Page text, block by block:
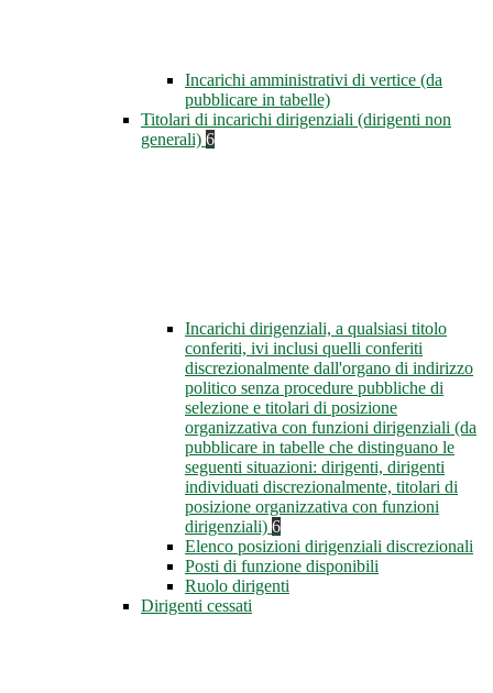
Incarichi amministrativi di vertice (da
pubblicare in tabelle)
Titolari di incarichi dirigenziali (dirigenti non
generali) 6
Incarichi dirigenziali, a qualsiasi titolo
conferiti, ivi inclusi quelli conferiti
discrezionalmente dall'organo di indirizzo
politico senza procedure pubbliche di
selezione e titolari di posizione
organizzativa con funzioni dirigenziali (da
pubblicare in tabelle che distinguano le
seguenti situazioni: dirigenti, dirigenti
individuati discrezionalmente, titolari di
posizione organizzativa con funzioni
dirigenziali) 6
Elenco posizioni dirigenziali discrezionali
Posti di funzione disponibili
Ruolo dirigenti
Dirigenti cessati